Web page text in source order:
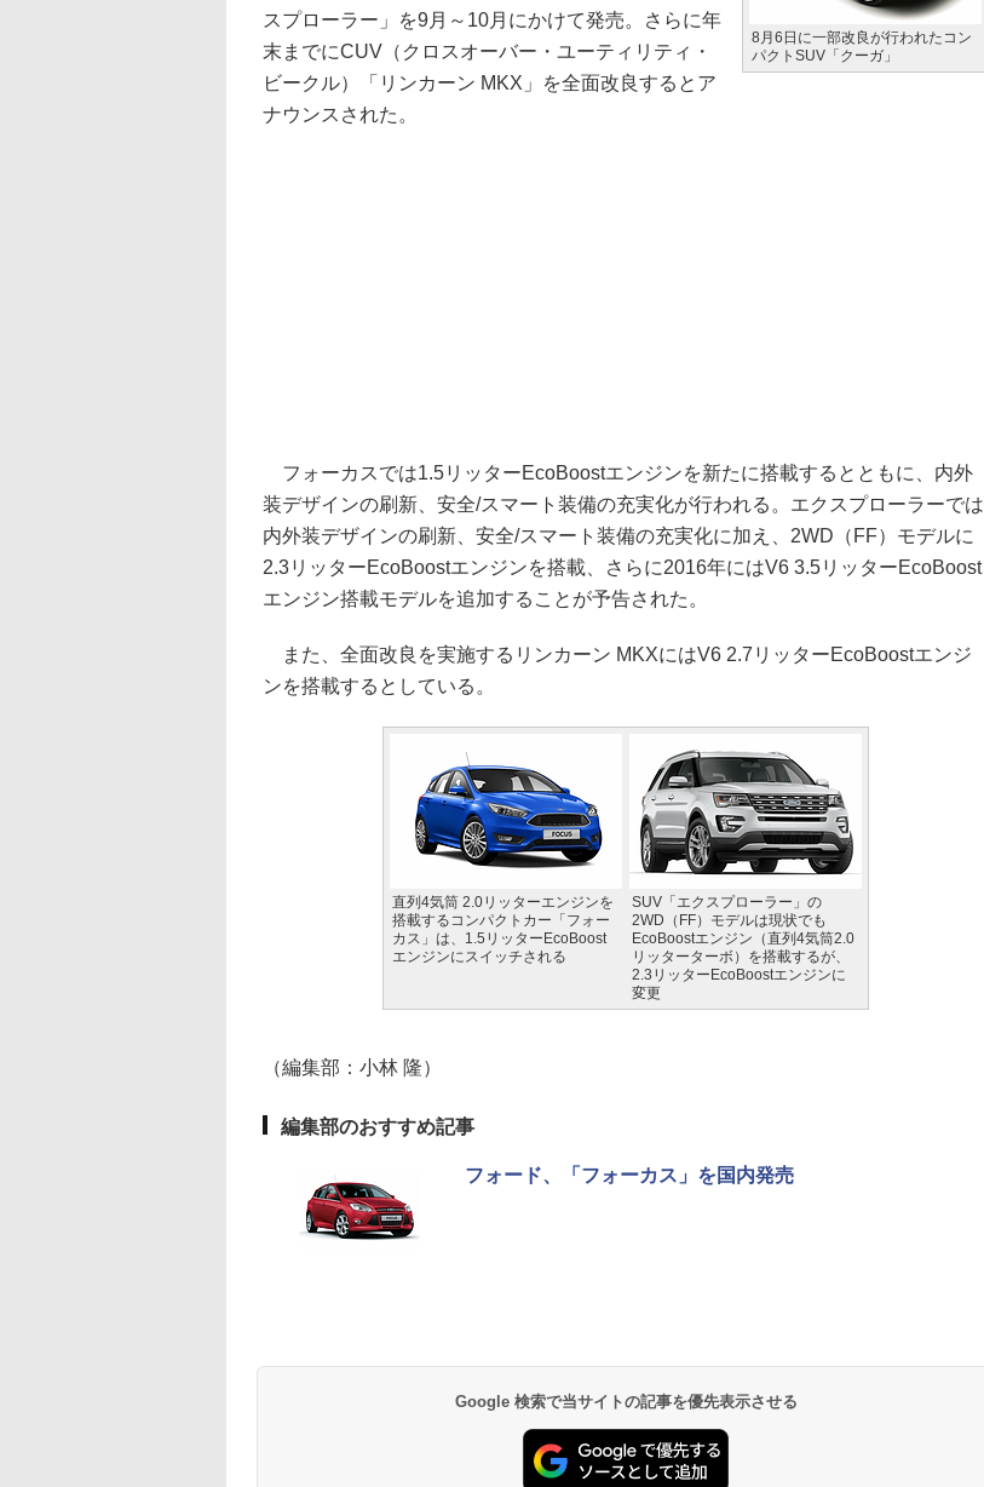
8月6日に一部改良が行われたコン
パクトSUV「クーガ」
スプローラー」を9月～10月にかけて発売。さらに年
末までにCUV（クロスオーバー・ユーティリティ・
ビークル）「リンカーン MKX」を全面改良するとア
ナウンスされた。
フォーカスでは1.5リッターEcoBoostエンジンを新たに搭載するとともに、内外
装デザインの刷新、安全/スマート装備の充実化が行われる。エクスプローラーでは
内外装デザインの刷新、安全/スマート装備の充実化に加え、2WD（FF）モデルに
2.3リッターEcoBoostエンジンを搭載、さらに2016年にはV6 3.5リッターEcoBoost
エンジン搭載モデルを追加することが予告された。
また、全面改良を実施するリンカーン MKXにはV6 2.7リッターEcoBoostエンジ
ンを搭載するとしている。
直列4気筒 2.0リッターエンジンを
搭載するコンパクトカー「フォー
カス」は、1.5リッターEcoBoost
エンジンにスイッチされる
SUV「エクスプローラー」の
2WD（FF）モデルは現状でも
EcoBoostエンジン（直列4気筒2.0
リッターターボ）を搭載するが、
2.3リッターEcoBoostエンジンに
変更
（編集部：小林 隆）
編集部のおすすめ記事
フォード、「フォーカス」を国内発売
Google 検索で当サイトの記事を優先表示させる